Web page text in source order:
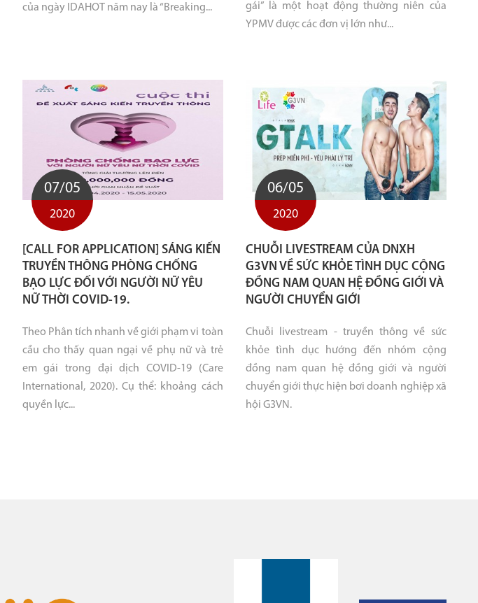
của ngày IDAHOT năm nay là “Breaking...
gái” là một hoạt động thường niên của
YPMV được các đơn vị lớn như...
07/05
2020
[CALL FOR APPLICATION] SÁNG KIẾN
TRUYỀN THÔNG PHÒNG CHỐNG
BẠO LỰC ĐỐI VỚI NGƯỜI NỮ YÊU
NỮ THỜI COVID-19.
Theo Phân tích nhanh về giới phạm vi toàn
cầu cho thấy quan ngại về phụ nữ và trẻ
em gái trong đại dịch COVID-19 (Care
International, 2020). Cụ thể: khoảng cách
quyền lực...
06/05
2020
CHUỖI LIVESTREAM CỦA DNXH
G3VN VỀ SỨC KHỎE TÌNH DỤC CỘNG
ĐỒNG NAM QUAN HỆ ĐỒNG GIỚI VÀ
NGƯỜI CHUYỂN GIỚI
Chuỗi livestream - truyền thông về sức
khỏe tình dục hướng đến nhóm cộng
đồng nam quan hệ đồng giới và người
chuyển giới thực hiện bơi doanh nghiệp xã
hội G3VN.